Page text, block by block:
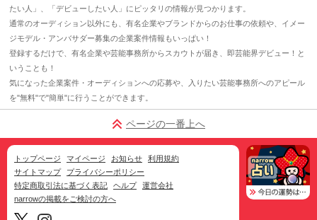
たい人」、「デビューしたい人」にピッタリの情報が見つかります。
通常のオーディション以外にも、有名企業やブランドからのお仕事の依頼や、イメー
ジモデル・アンバサダー募集の企業案件情報もいっぱい！
登録するだけで、有名企業や芸能事務所からスカウトが届き、即芸能界デビュー！と
いうことも！
気になった企業案件・オーディションへの応募や、入りたい芸能事務所へのアピール
を"無料"で"簡単"に行うことができます。
ページの一番上へ
トップページ マイページ お知らせ
利用規約
サイトマップ
プライバシーポリシー
特定商取引法に基づく表記
ヘルプ
運営会社
narrowの掲載をご検討の方へ